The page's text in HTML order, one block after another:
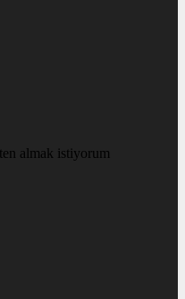
almak istiyorum